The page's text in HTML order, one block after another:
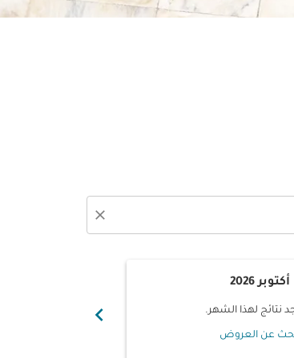
close
أكتوبر 2026
نتائج لهذا الشهر.
عن العروض
chevron_right